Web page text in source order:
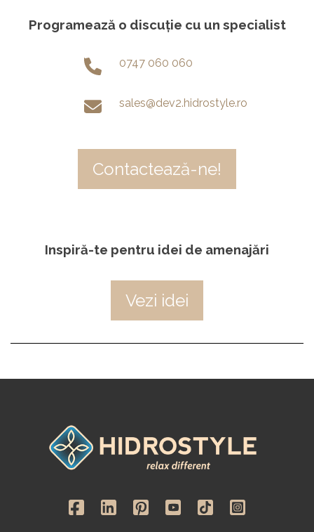
Programează o discuție cu un specialist
0747 060 060
sales@dev2.hidrostyle.ro
Contactează-ne!
Inspiră-te pentru idei de amenajări
Vezi idei